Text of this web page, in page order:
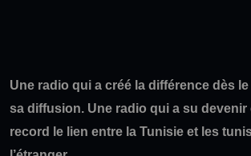
Une radio qui a créé la différence dès
sa diffusion. Une radio qui a su devenir
record le lien entre la Tunisie et les